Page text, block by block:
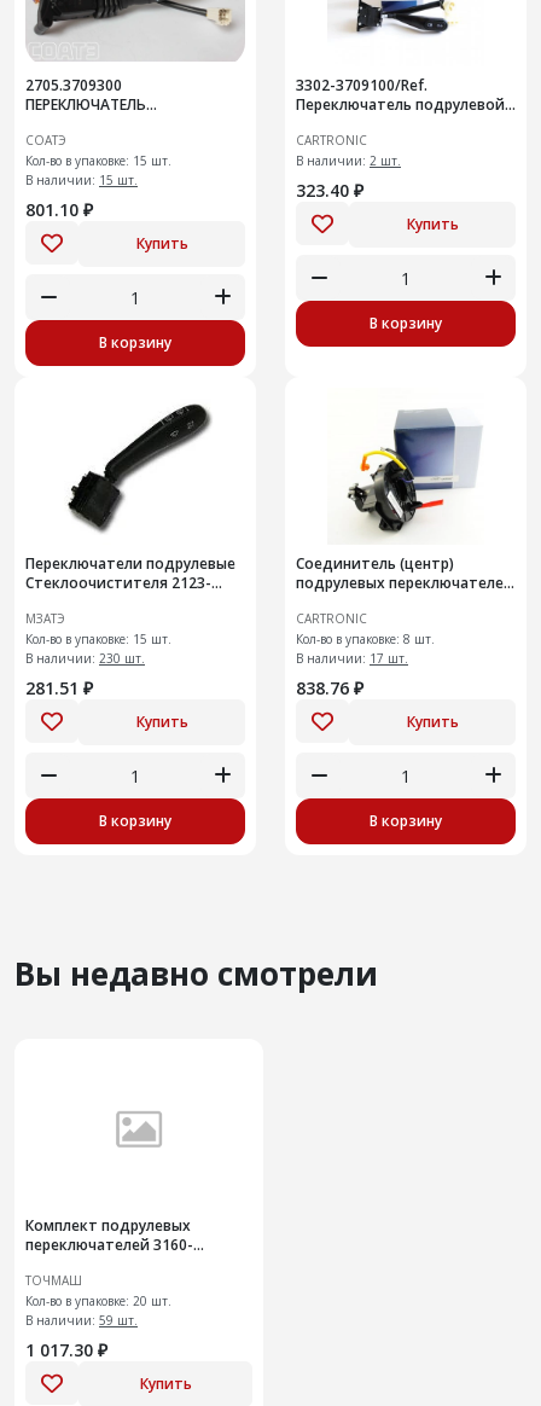
2705.3709300
ПЕРЕКЛЮЧАТЕЛЬ
СОАТЭ
Кол-во в упаковке: 15 шт.
В наличии: 15 шт.
801.10 ₽
Купить
В корзину
3302-3709100/Ref.
Переключатель подрулевой
CRTR0108690
CARTRONIC
В наличии: 2 шт.
323.40 ₽
Купить
В корзину
Переключатели подрулевые
Стеклоочистителя 2123-
МЗАТЭ
Кол-во в упаковке: 15 шт.
В наличии: 230 шт.
281.51 ₽
Купить
В корзину
Соединитель (центр)
подрулевых переключателей
Cartronic CTR0113658 (Ref.2
CARTRONIC
Кол-во в упаковке: 8 шт.
В наличии: 17 шт.
838.76 ₽
Купить
В корзину
Вы недавно смотрели
Комплект подрулевых
переключателей 3160-
ТОЧМАШ
Кол-во в упаковке: 20 шт.
В наличии: 59 шт.
1 017.30 ₽
Купить